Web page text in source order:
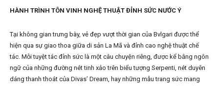
HÀNH TRÌNH TÔN VINH NGHỆ THUẬT ĐỈNH SỨC NƯỚC Ý
Tại không gian trưng bày, vẻ đẹp vượt thời gian của Bvlgari được thể
hiện qua sự giao thoa giữa di sản La Mã và đỉnh cao nghệ thuật chế
tác. Mỗi tuyệt tác đỉnh sức là một câu chuyện riêng, được kể bằng ngôn
ngữ của những đường nét tinh xảo trên biểu tượng Serpenti, nét duyên
dáng thanh thoát của Divas’ Dream, hay những mẫu trang sức mang